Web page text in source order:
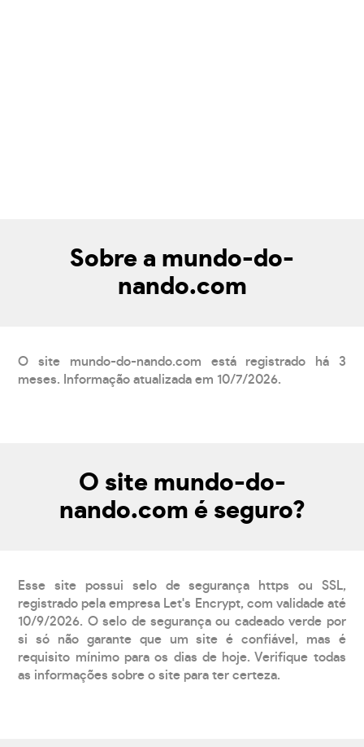
Sobre a mundo-do-
nando.com
O site mundo-do-nando.com está registrado há 3
meses. Informação atualizada em 10/7/2026.
O site mundo-do-
nando.com é seguro?
Esse site possui selo de segurança https ou SSL,
registrado pela empresa Let's Encrypt, com validade até
10/9/2026. O selo de segurança ou cadeado verde por
si só não garante que um site é confiável, mas é
requisito mínimo para os dias de hoje. Verifique todas
as informações sobre o site para ter certeza.